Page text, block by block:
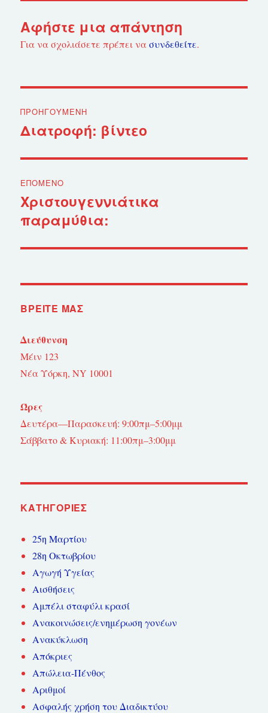
Αφήστε μια απάντηση
Για να σχολιάσετε πρέπει νασυνδεθείτε.
άρθρων
ΠΡΟΗΓΟΎΜΕΝΗ
Προηγούμενο
Διατροφή: βίντεο
ΕΠΌΜΕΝΟ
Επόμενο
άρθρο:
Χριστουγεννιάτικα
παραμύθια:
ΒΡΕΊΤΕ ΜΑΣ
Διεύθυνση
Μέιν 123
Νέα Υόρκη, NY 10001
Ώρες
Δευτέρα—Παρασκευή: 9:00πμ–5:00μμ
Σάββατο & Κυριακή: 11:00πμ–3:00μμ
KΑΤΗΓΟΡΊΕΣ
25η Μαρτίου
28η Οκτωβρίου
Αγωγή Υγείας
Αισθήσεις
Αμπέλι σταφύλι κρασί
Ανακοινώσεις/ενημέρωση γονέων
Ανακύκλωση
Απόκριες
Απώλεια-Πένθος
Αριθμοί
Ασφαλής χρήση του Διαδικτύου